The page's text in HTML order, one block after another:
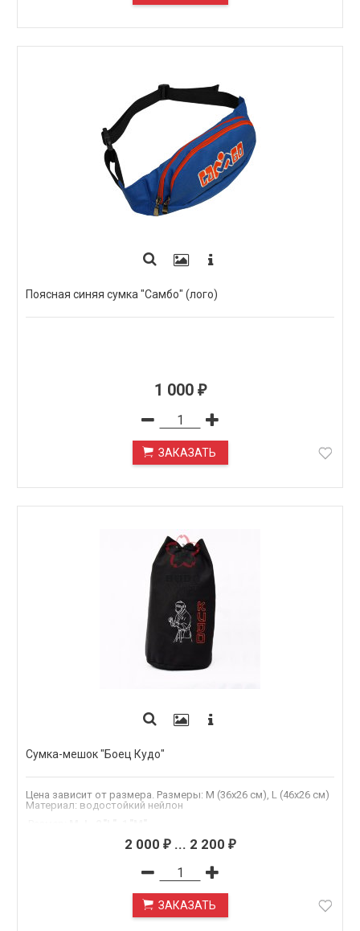
Поясная синяя сумка "Самбо" (лого)
1 000 ₽
ЗАКАЗАТЬ
Сумка-мешок "Боец Кудо"
Цена зависит от размера. Размеры: M (36х26 см), L (46х26 см)
Материал: водостойкий нейлон
2 000 ₽... 2 200 ₽
ЗАКАЗАТЬ